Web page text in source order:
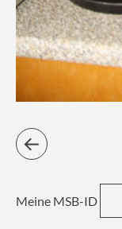
Meine MSB-ID